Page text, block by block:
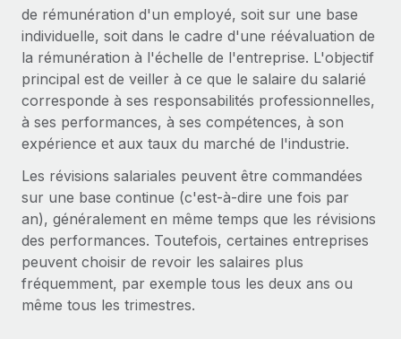
Gestion des freelances
Intégrez et gérez vos freelances partout dans le monde
PEO
Sous-traitez les opérations complexes liées à l’emploi
INFRASTRUCTURE
Intégration Remote
Intégrez vos RH aux flux de travail en toute simplicité
Plateforme
Des fonctions RH clés intégrées pour votre équipe
Connecter
Nouveau
Connectez n'importe quel outil d’IA à Remote grâce à
Comparer Remote
Examinez notre service par rapport aux autres
CROISSANCE
Start-ups
Des solutions agiles et internationales pour les RH et la
Entreprises intermédiaires
Développez vos équipes avec des solutions RH sur
mesure
Entreprise
Les RH à l’international pour les grandes entreprises
pays
Calculateur de paiement des freelances
Découvrez les devises disponibles et les vitesses de
paiement pour vos freelances internationaux
Études de cas
Glossaire RH
Checklists et modèles
Nederlands
Français
Deutsch
Italiano
Português (Portugal)
日本語
Connexion
de rémunération d'un employé, soit sur une base
individuelle, soit dans le cadre d'une réévaluation de
la rémunération à l'échelle de l'entreprise. L'objectif
principal est de veiller à ce que le salaire du salarié
corresponde à ses responsabilités professionnelles,
à ses performances, à ses compétences, à son
expérience et aux taux du marché de l'industrie.
Les révisions salariales peuvent être commandées
sur une base continue (c'est-à-dire une fois par
an), généralement en même temps que les révisions
des performances. Toutefois, certaines entreprises
peuvent choisir de revoir les salaires plus
fréquemment, par exemple tous les deux ans ou
même tous les trimestres.